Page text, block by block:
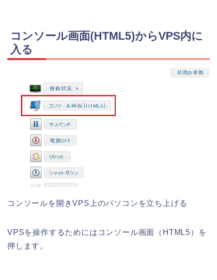
コンソール画面(HTML5)からVPS内に
入る
コンソールを開きVPS上のパソコンを立ち上げる
VPSを操作するためにはコンソール画面（HTML5）を
押します。